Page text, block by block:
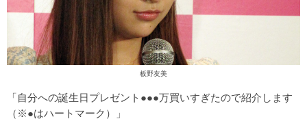
板野友美
「自分への誕生日プレゼント●●●万買いすぎたので紹介します
（※●はハートマーク）」